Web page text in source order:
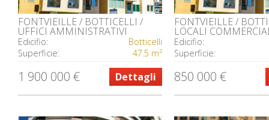
FONTVIEILLE / BOTTICELLI /
UFFICI AMMINISTRATIVI
Edicifio:
Botticelli
Superficie:
47.5 m²
1 900 000 € Dettagli
FONTVIEILLE /
LOCALI
Edicifio:
Superficie:
850 000 €